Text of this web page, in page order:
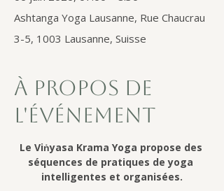
Ashtanga Yoga Lausanne, Rue Chaucrau
3-5, 1003 Lausanne, Suisse
À propos de
l'événement
Le Viṅyasa Krama Yoga propose des
séquences de pratiques de yoga
intelligentes et organisées.